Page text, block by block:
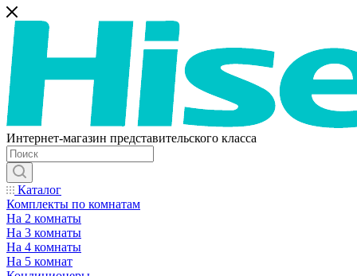
Интернет-магазин представительского класса
Каталог
Комплекты по комнатам
На 2 комнаты
На 3 комнаты
На 4 комнаты
На 5 комнат